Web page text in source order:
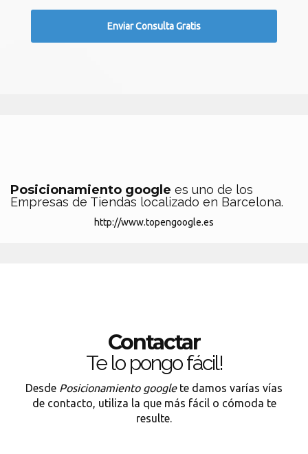
Posicionamiento google es uno de los
Empresas de Tiendas localizado en Barcelona.
http://www.topengoogle.es
Contactar
Te lo pongo fácil!
Desde Posicionamiento googlete damos varías vías
de contacto, utiliza la que más fácil o cómoda te
resulte.